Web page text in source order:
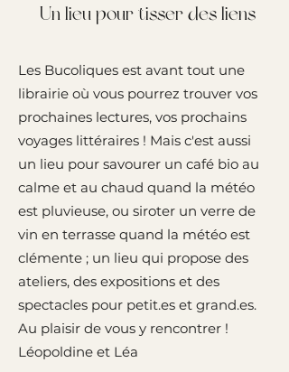
Un lieu pour tisser des liens
Les Bucoliques est avant tout une
librairie où vous pourrez trouver vos
prochaines lectures, vos prochains
voyages littéraires ! Mais c'est aussi
un lieu pour savourer un café bio au
calme et au chaud quand la météo
est pluvieuse, ou siroter un verre de
vin en terrasse quand la météo est
clémente ; un lieu qui propose des
ateliers, des expositions et des
spectacles pour petit.es et grand.es.
Au plaisir de vous y rencontrer !
Léopoldine et Léa